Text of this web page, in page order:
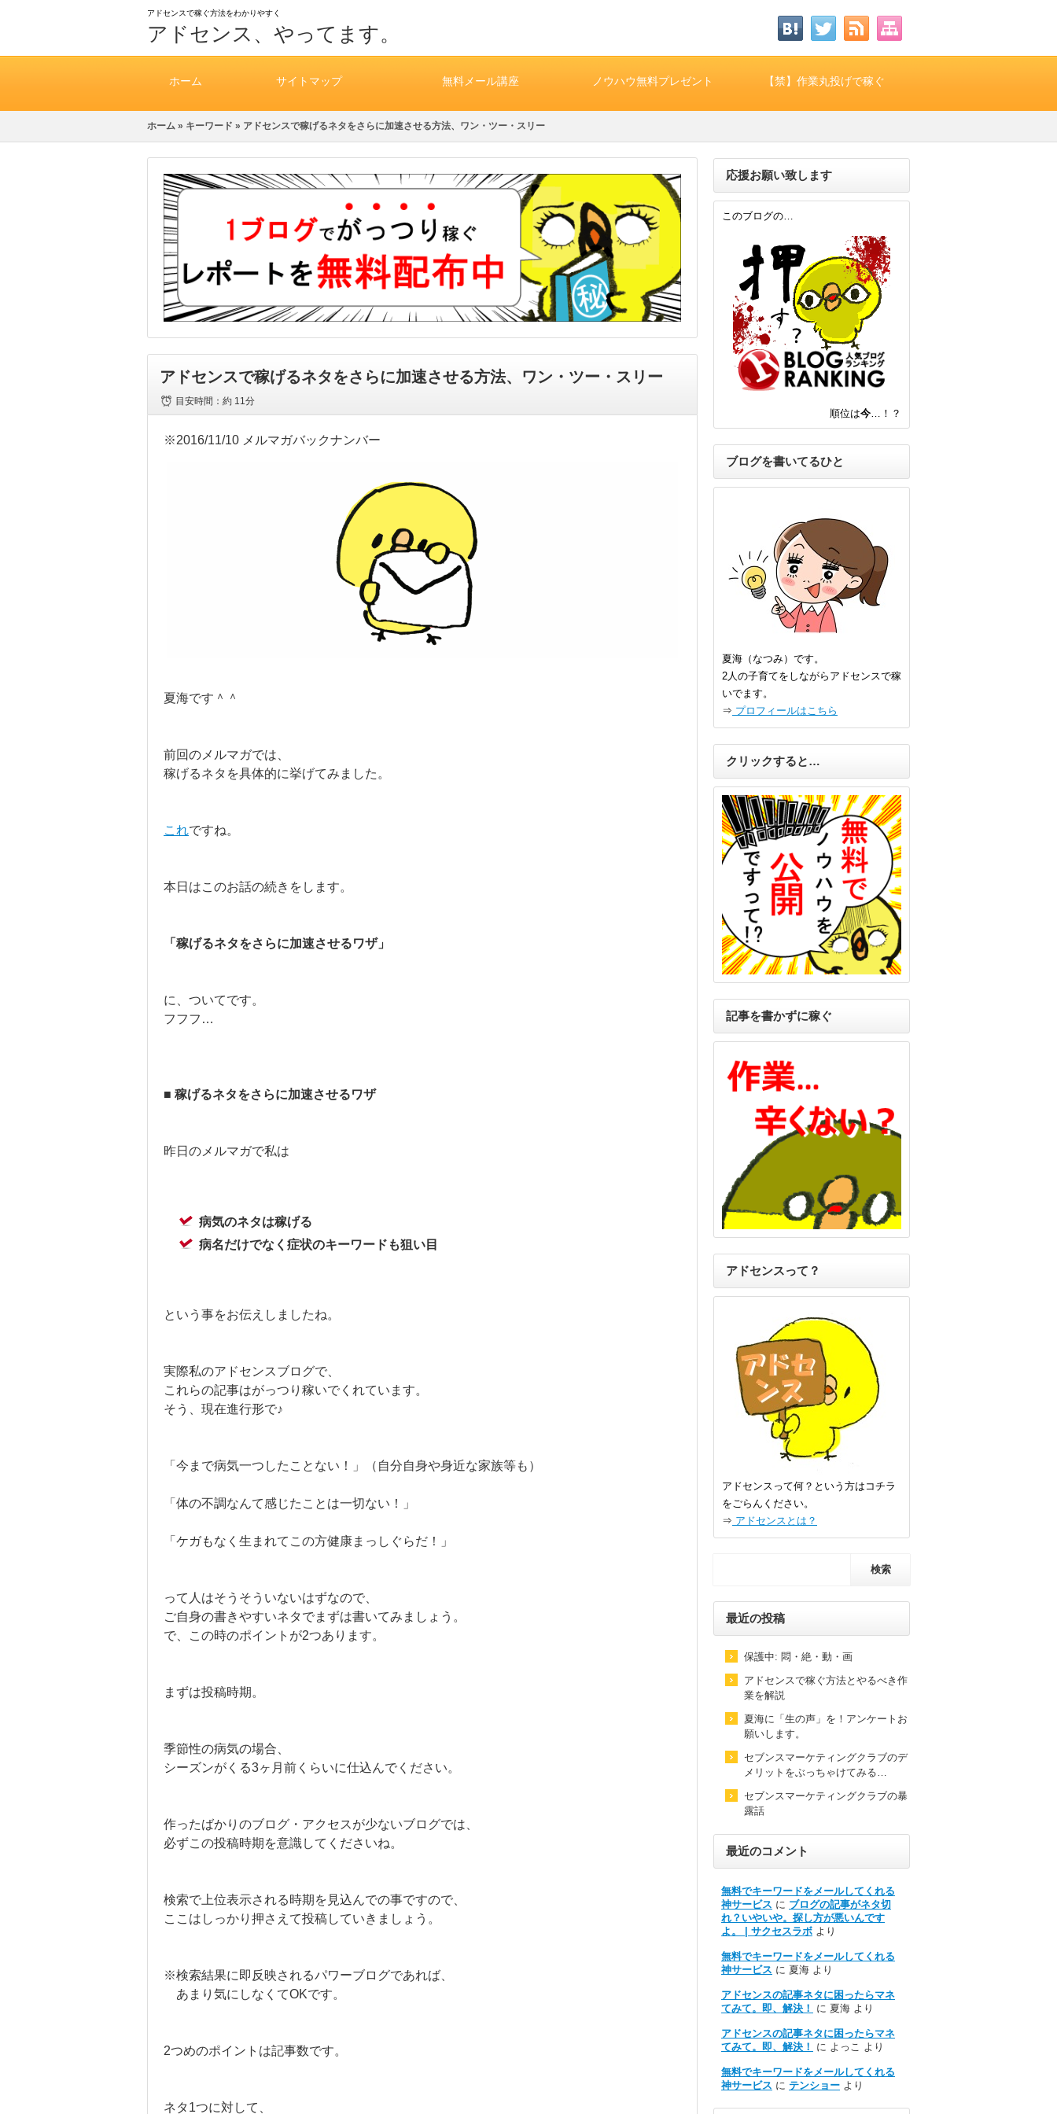
アドセンスで稼ぐ方法をわかりやすく
アドセンス、やってます。
ホーム サイトマップ 無料メール講座 ノウハウ無料プレゼント 【禁】作業丸投げで稼ぐ
ホーム » キーワード » アドセンスで稼げるネタをさらに加速させる方法、ワン・ツー・スリー
アドセンスで稼げるネタをさらに加速させる方法、ワン・ツー・スリー
目安時間：約 11分
※2016/11/10 メルマガバックナンバー
夏海です＾＾
前回のメルマガでは、
稼げるネタを具体的に挙げてみました。
これですね。
本日はこのお話の続きをします。
「稼げるネタをさらに加速させるワザ」
に、ついてです。
フフフ…
■ 稼げるネタをさらに加速させるワザ
昨日のメルマガで私は
病気のネタは稼げる
病名だけでなく症状のキーワードも狙い目
という事をお伝えしましたね。
実際私のアドセンスブログで、
これらの記事はがっつり稼いでくれています。
そう、現在進行形で♪
「今まで病気一つしたことない！」（自分自身や身近な家族等も）
「体の不調なんて感じたことは一切ない！」
「ケガもなく生まれてこの方健康まっしぐらだ！」
って人はそうそういないはずなので、
ご自身の書きやすいネタでまずは書いてみましょう。
で、この時のポイントが2つあります。
まずは投稿時期。
季節性の病気の場合、
シーズンがくる3ヶ月前くらいに仕込んでください。
作ったばかりのブログ・アクセスが少ないブログでは、
必ずこの投稿時期を意識してくださいね。
検索で上位表示される時期を見込んでの事ですので、
ここはしっかり押さえて投稿していきましょう。
※検索結果に即反映されるパワーブログであれば、
あまり気にしなくてOKです。
2つめのポイントは記事数です。
ネタ1つに対して、
応援お願い致します
このブログの…
順位は今…！？
ブログを書いてるひと
夏海（なつみ）です。
2人の子育てをしながらアドセンスで稼
いでます。
⇒ プロフィールはこちら
クリックすると…
記事を書かずに稼ぐ
アドセンスって？
アドセンスって何？という方はコチラ
をごらんください。
⇒ アドセンスとは？
最近の投稿
保護中: 悶・絶・動・画
アドセンスで稼ぐ方法とやるべき作
業を解説
夏海に「生の声」を！アンケートお
願いします。
セブンスマーケティングクラブのデ
メリットをぶっちゃけてみる…
セブンスマーケティングクラブの暴
露話
最近のコメント
無料でキーワードをメールしてくれる
神サービス に ブログの記事がネタ切
れ？いやいや。探し方が悪いんです
よ。 | サクセスラボ より
無料でキーワードをメールしてくれる
神サービス に 夏海 より
アドセンスの記事ネタに困ったらマネ
てみて。即、解決！
に 夏海 より
アドセンスの記事ネタに困ったらマネ
てみて。即、解決！
に よっこ より
無料でキーワードをメールしてくれる
神サービス に テンショー より